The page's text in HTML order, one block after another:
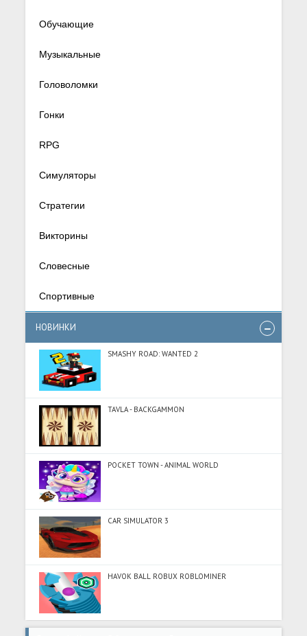
Обучающие
Музыкальные
Головоломки
Гонки
RPG
Симуляторы
Стратегии
Викторины
Словесные
Спортивные
НОВИНКИ
SMASHY ROAD: WANTED 2
TAVLA - BACKGAMMON
POCKET TOWN - ANIMAL WORLD
CAR SIMULATOR 3
HAVOK BALL ROBUX ROBLOMINER